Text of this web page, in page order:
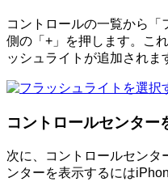
コントロールの一覧から
側の「+」を押します。こ
ッシュライトが追加されま
コントロールセンター
次に、コントロールセンタ
ンターを表示するには